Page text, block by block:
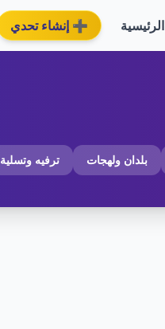
الرئيسية ➕ إنشاء تحدي
بلدان ولهجات ترفيه وتسلية